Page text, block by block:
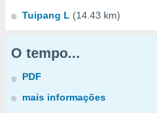
Tuipang L (14.43 km)
O tempo...
PDF
mais informações